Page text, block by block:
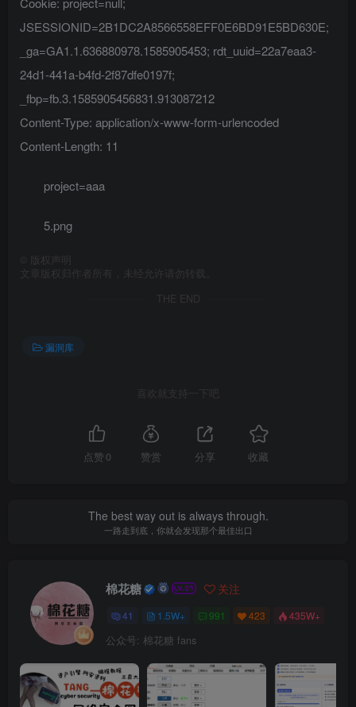
JSESSIONID=2B1DC2A8566558EFF0E6BD91E5BD630E;
_ga=GA1.1.636880978.1585905453; rdt_uuid=22a7eaa3-
24d1-441a-b4fd-2f87dfe0197f;
_fbp=fb.3.1585905456831.913087212
Content-Type: application/x-www-form-urlencoded
Content-Length: 11
project=aaa
5.png
版权声明
文章版权归作者所有，未经允许请勿转载。
THE END
漏洞库
喜欢就支持一下吧
点赞 0 赞赏 分享 收藏
The best way out is always through.
一路走到底，你就会发现那个最佳出口
棉花糖 关注
41 1.5W+ 991 423 435W+
公众号: 棉花糖 fans